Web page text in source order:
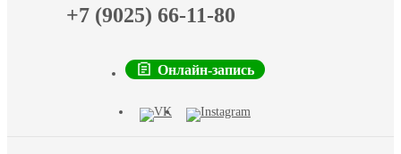
+7 (9025) 66-11-80
Онлайн-запись